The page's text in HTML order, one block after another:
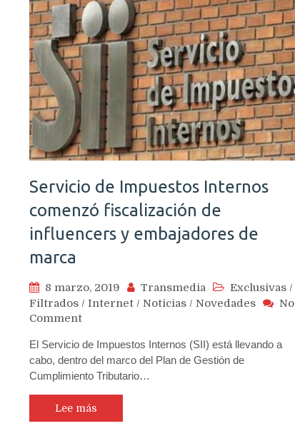
Servicio de Impuestos Internos
comenzó fiscalización de
influencers y embajadores de
marca
8 marzo, 2019 Transmedia Exclusivas /
Filtrados / Internet / Noticias / Novedades
No
Commenton
de
Impuestos
Internos
comenzó
fiscalización
de
El Servicio de Impuestos Internos (SII) está llevando a
cabo, dentro del marco del Plan de Gestión de
Cumplimiento Tributario…
Lee más